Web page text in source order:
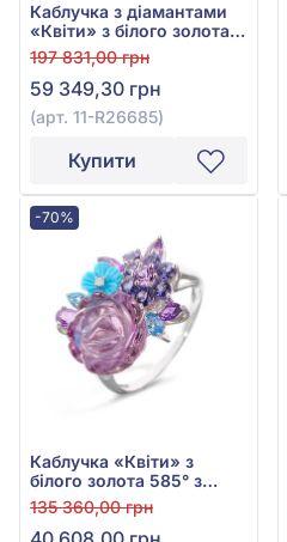
Каблучка з діамантами
«Квіти» з білого золота
585° з діамантом 0,04ct,
блакитним топазом
0,24ct, аметистом 7,74ct,
гранатом родолітом
0,08ct, бірюзою 0,32ct,
перламутром 1,37ct, арт.
197 831,00 грн
59 349,30 грн
(арт. 11-R26685)
Купити
-70%
Каблучка «Квіти» з
білого золота 585° з
діамантом 0,01ct,
блакитним топазом
135 360,00 грн